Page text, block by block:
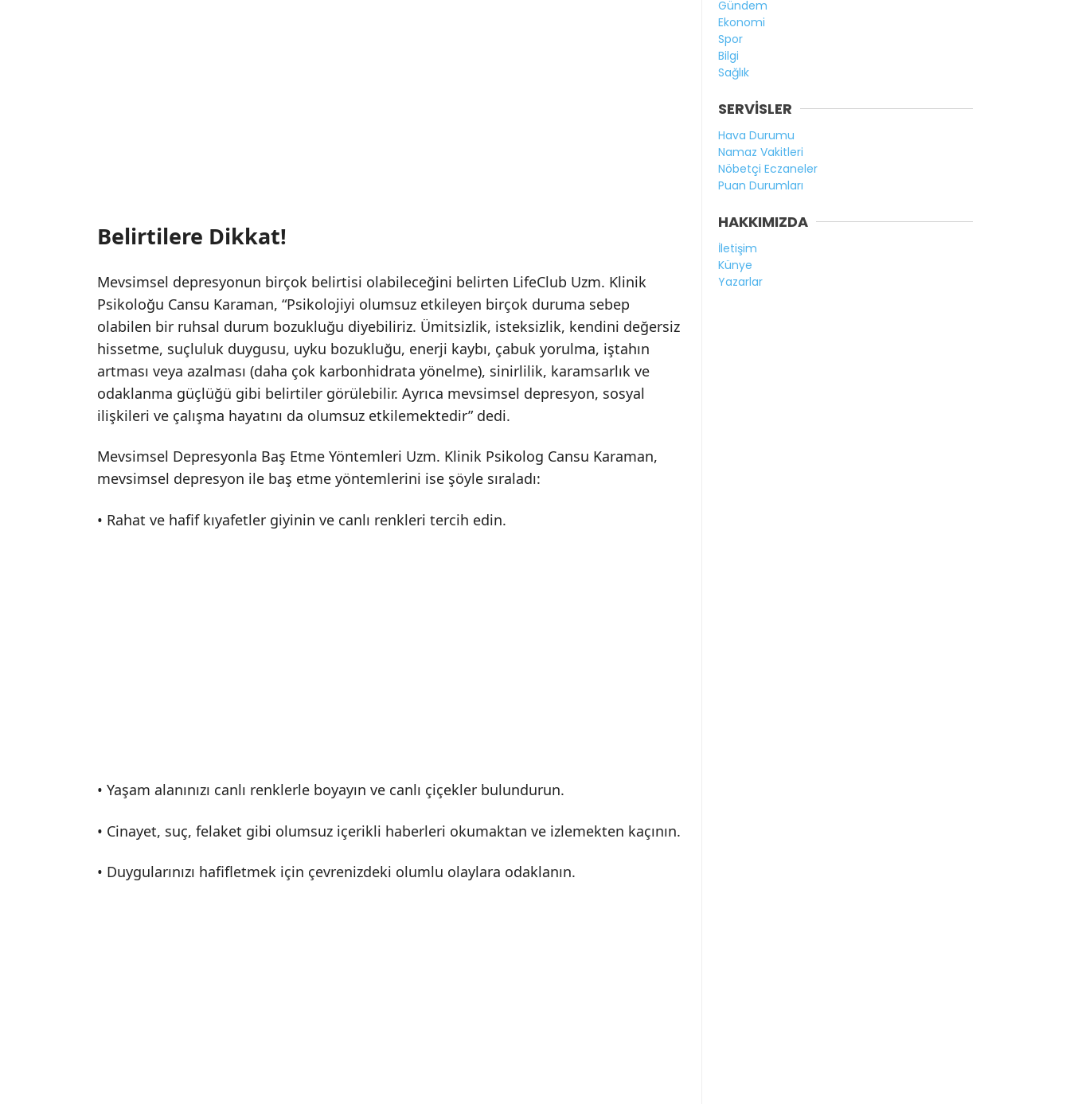
Belirtilere Dikkat!
Mevsimsel depresyonun birçok belirtisi olabileceğini belirten LifeClub Uzm. Klinik
Psikoloğu Cansu Karaman, “Psikolojiyi olumsuz etkileyen birçok duruma sebep
olabilen bir ruhsal durum bozukluğu diyebiliriz. Ümitsizlik, isteksizlik, kendini değersiz
hissetme, suçluluk duygusu, uyku bozukluğu, enerji kaybı, çabuk yorulma, iştahın
artması veya azalması (daha çok karbonhidrata yönelme), sinirlilik, karamsarlık ve
odaklanma güçlüğü gibi belirtiler görülebilir. Ayrıca mevsimsel depresyon, sosyal
ilişkileri ve çalışma hayatını da olumsuz etkilemektedir” dedi.
Mevsimsel Depresyonla Baş Etme Yöntemleri Uzm. Klinik Psikolog Cansu Karaman,
mevsimsel depresyon ile baş etme yöntemlerini ise şöyle sıraladı:
• Rahat ve hafif kıyafetler giyinin ve canlı renkleri tercih edin.
• Yaşam alanınızı canlı renklerle boyayın ve canlı çiçekler bulundurun.
• Cinayet, suç, felaket gibi olumsuz içerikli haberleri okumaktan ve izlemekten kaçının.
• Duygularınızı hafifletmek için çevrenizdeki olumlu olaylara odaklanın.
Gündem
Ekonomi
Spor
Bilgi
Sağlık
SERVİSLER
Hava Durumu
Namaz Vakitleri
Nöbetçi Eczaneler
Puan Durumları
HAKKIMIZDA
İletişim
Künye
Yazarlar